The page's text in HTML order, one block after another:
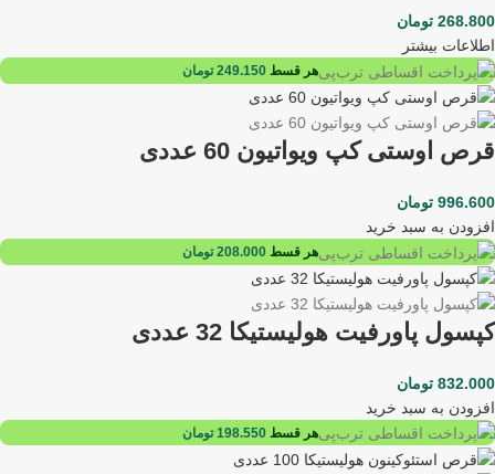
268.800 تومان
اطلاعات بیشتر
هر قسط 249.150 تومان
قرص اوستی کپ ویواتیون 60 عددی
996.600 تومان
افزودن به سبد خرید
هر قسط 208.000 تومان
کپسول پاورفیت هولیستیکا 32 عددی
832.000 تومان
افزودن به سبد خرید
هر قسط 198.550 تومان